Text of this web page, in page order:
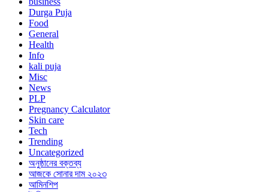
Durga Puja
Food
General
Health
Info
kali puja
Misc
News
PLP
Pregnancy Calculator
Skin care
Tech
Trending
Uncategorized
অনুষ্ঠানের বক্তব্য
আজকে সোনার দাম ২০২৩
আমিনশিপ